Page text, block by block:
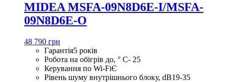
MIDEA MSFA-09N8D6E-I/MSFA-
09N8D6E-O
48 790 грн
Гарантія5 років
Робота на обігрів до, ° С- 25
Керування по Wi-FiЄ
Рівень шуму внутрішнього блоку, dB19-35